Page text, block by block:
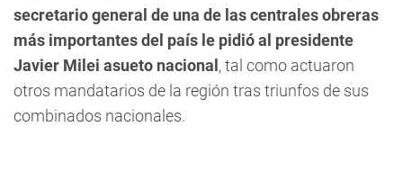
secretario general de una de las centrales obreras
más importantes del país le pidió al presidente
Javier Milei asueto nacional , tal como actuaron
otros mandatarios de la región tras triunfos de sus
combinados nacionales.